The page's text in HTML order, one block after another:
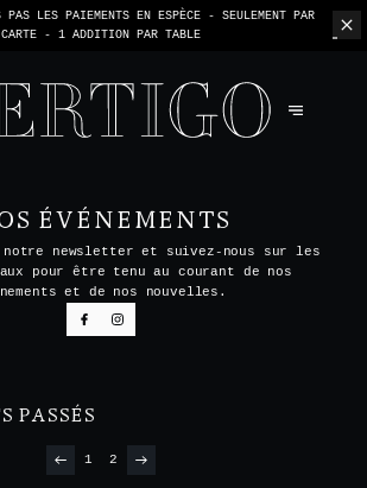
PAS LES PAIEMENTS EN ESPÈCE - SEULEMENT PAR
CARTE - 1 ADDITION PAR TABLE
ÉVÉNEMENTS
notre newsletter et suivez-nous sur les
pour être tenu au courant de nos
et de nos nouvelles.
PASSÉS
1 2